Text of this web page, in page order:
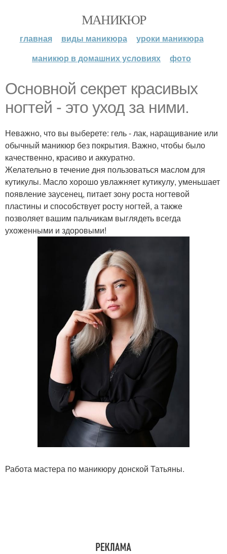
МАНИКЮР
главная виды маникюра
уроки маникюра
маникюр в домашних условиях
фото
Основной секрет красивых
ногтей - это уход за ними.
Неважно, что вы выберете: гель - лак, наращивание или
обычный маникюр без покрытия. Важно, чтобы было
качественно, красиво и аккуратно.
Желательно в течение дня пользоваться маслом для
кутикулы. Масло хорошо увлажняет кутикулу, уменьшает
появление заусенец, питает зону роста ногтевой
пластины и способствует росту ногтей, а также
позволяет вашим пальчикам выглядеть всегда
ухоженными и здоровыми!
Работа мастера по маникюру донской Татьяны.